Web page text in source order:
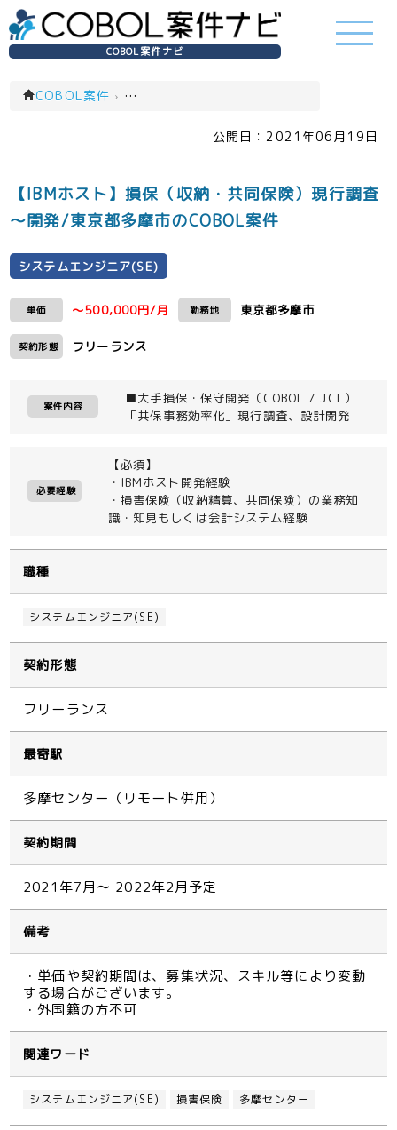
COBOL案件ナビ
COBOL案件 › システムエンジニア(SE)(一覧)
公開日： 2021年06月19日
【IBMホスト】損保（収納・共同保険）現行調査
～開発/東京都多摩市のCOBOL案件
システムエンジニア(SE)
単価 ～500,000円/月 勤務地 東京都多摩市
契約形態 フリーランス
案件内容
■大手損保・保守開発（COBOL / JCL）
「共保事務効率化」現行調査、設計開発
必要経験
【必須】
・IBMホスト開発経験
・損害保険（収納精算、共同保険）の業務知
識・知見もしくは会計システム経験
職種
システムエンジニア(SE)
契約形態
フリーランス
最寄駅
多摩センター（リモート併用）
契約期間
2021年7月～ 2022年2月予定
備考
・単価や契約期間は、募集状況、スキル等により変動
する場合がございます。
・外国籍の方不可
関連ワード
システムエンジニア(SE) 損害保険 多摩センター